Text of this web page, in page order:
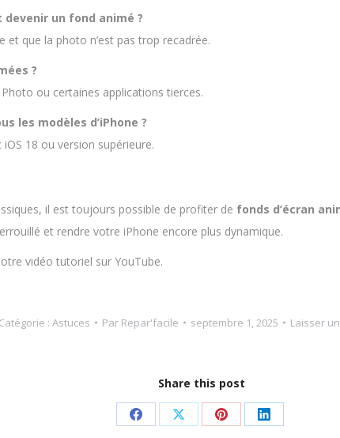
un fond animé ?
et que la photo n’est pas trop recadrée.
?
ou certaines applications tierces.
les modèles d’iPhone ?
18 ou version supérieure.
il est toujours possible de profiter de fonds d’écran
et rendre votre iPhone encore plus dynamique.
vidéo tutoriel sur YouTube.
Catégorie : Astuces Par Repar'facile septembre 1, 2025 Laisser
Share this post
PartagerPartagerPartagerPartager